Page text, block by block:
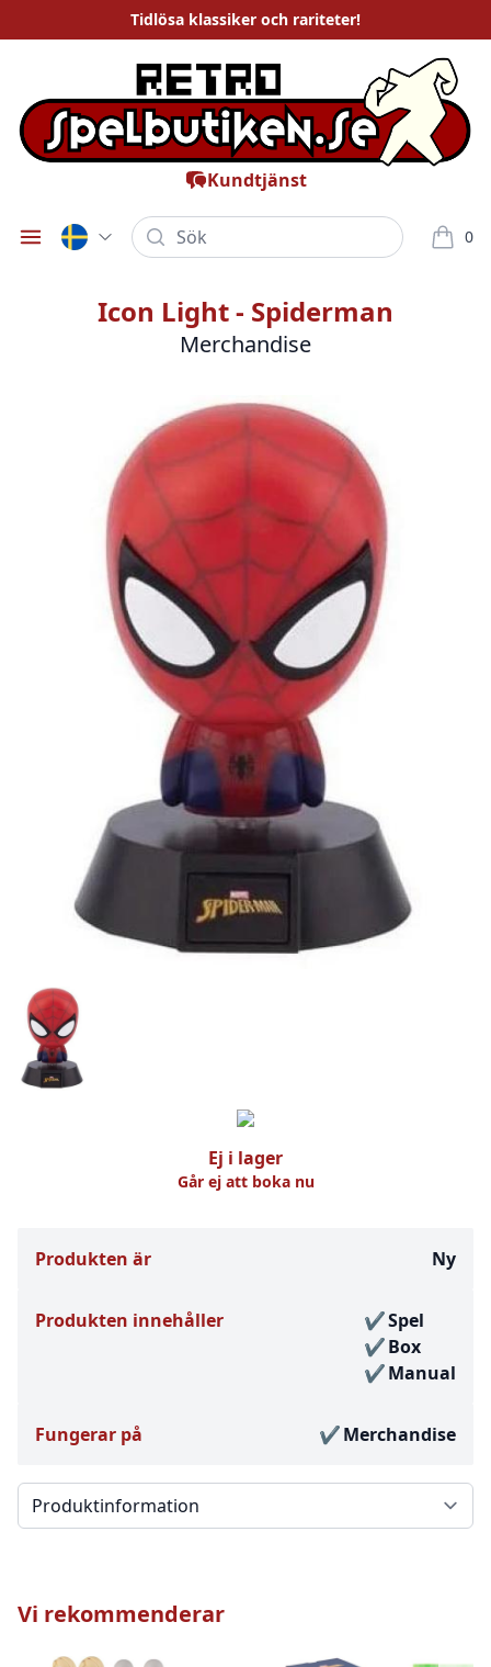
Tidlösa klassiker och rariteter!
Kundtjänst
Öppna meny
Sök 0
varor i
Icon Light - Spiderman
Merchandise
Ej i lager
Går ej att boka nu
Produkten är Ny
Produkten innehåller
Spel
Box
Manual
Fungerar på Merchandise
Välj en flik
Vi rekommenderar